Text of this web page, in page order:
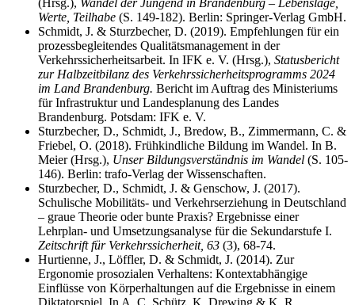
(Hrsg.), Wandel der Jungend in Brandenburg – Lebenslage,
Werte, Teilhabe (S. 149-182). Berlin: Springer-Verlag GmbH.
Schmidt, J. & Sturzbecher, D. (2019). Empfehlungen für ein
prozessbegleitendes Qualitätsmanagement in der
Verkehrssicherheitsarbeit. In IFK e. V. (Hrsg.), Statusbericht
zur Halbzeitbilanz des Verkehrssicherheitsprogramms 2024
im Land Brandenburg. Bericht im Auftrag des Ministeriums
für Infrastruktur und Landesplanung des Landes
Brandenburg. Potsdam: IFK e. V.
Sturzbecher, D., Schmidt, J., Bredow, B., Zimmermann, C. &
Friebel, O. (2018). Frühkindliche Bildung im Wandel. In B.
Meier (Hrsg.), Unser Bildungsverständnis im Wandel (S. 105-
146). Berlin: trafo-Verlag der Wissenschaften.
Sturzbecher, D., Schmidt, J. & Genschow, J. (2017).
Schulische Mobilitäts- und Verkehrserziehung in Deutschland
– graue Theorie oder bunte Praxis? Ergebnisse einer
Lehrplan- und Umsetzungsanalyse für die Sekundarstufe I.
Zeitschrift für Verkehrssicherheit, 63 (3), 68-74.
Hurtienne, J., Löffler, D. & Schmidt, J. (2014). Zur
Ergonomie prosozialen Verhaltens: Kontextabhängige
Einflüsse von Körperhaltungen auf die Ergebnisse in einem